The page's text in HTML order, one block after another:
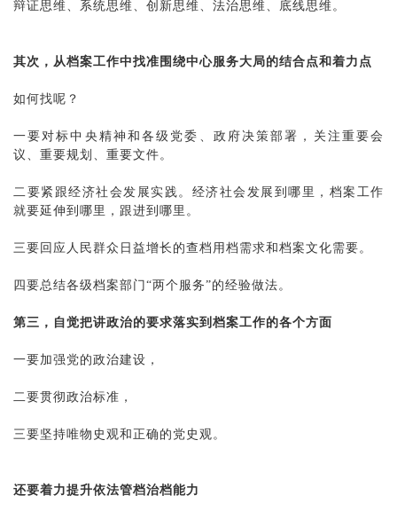
辩证思维、系统思维、创新思维、法治思维、底线思维。
其次，从档案工作中找准围绕中心服务大局的结合点和着力点
如何找呢？
一要对标中央精神和各级党委、政府决策部署，关注重要会
议、重要规划、重要文件。
二要紧跟经济社会发展实践。经济社会发展到哪里，档案工作
就要延伸到哪里，跟进到哪里。
三要回应人民群众日益增长的查档用档需求和档案文化需要。
四要总结各级档案部门 “两个服务”的经验做法。
第三，自觉把讲政治的要求落实到档案工作的各个方面
一要加强党的政治建设，
二要贯彻政治标准，
三要坚持唯物史观和正确的党史观。
还要着力提升依法管档治档能力